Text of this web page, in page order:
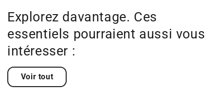
Explorez davantage. Ces
essentiels pourraient aussi vous
intéresser :
Voir tout